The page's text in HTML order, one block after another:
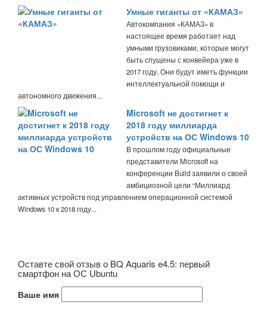
Умные гиганты от «КАМАЗ»
Автокомпания «КАМАЗ» в
настоящее время работает над
умными грузовиками, которые могут
быть спущены с конвейера уже в
2017 году. Они будут иметь функции
интеллектуальной помощи и
автономного движения...
Microsoft не достигнет к
2018 году миллиарда
устройств на ОС Windows 10
В прошлом году официальные
представители Microsoft на
конференции Build заявили о своей
амбициозной цели “Миллиард
активных устройств под управлением операционной системой
Windows 10 к 2018 году...
Оставте свой отзыв о BQ Aquaris e4.5: первый
смартфон на ОС Ubuntu
Ваше имя